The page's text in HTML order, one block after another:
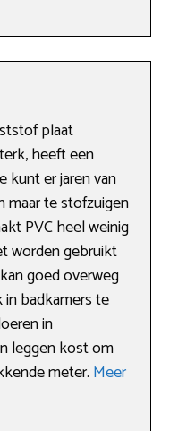
plaat
heeft een
kunt er jaren van
maar te stofzuigen
PVC heel weinig
worden gebruikt
goed overweg
badkamers te
in
leggen kost om
meter. Meer